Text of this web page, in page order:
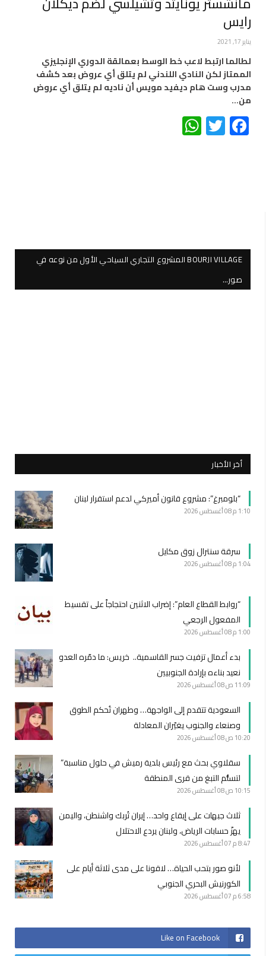
رايس
يناير 17, 2021
لطالما ارتبط لاعب خط الوسط بعمالقة الدوري الإنجليزي
الممتاز لكن النادي اللندني لم يتلق أي عروض بعد كشف
مدرب وست هام ديفيد مويس أن ناديه لم يتلق أي عروض
من…
Facebook
Twitter
BOURJI VILLAGE المشروع التجاري السياحي الأول من نوعه في
صور…
أخر الأخبار
“بلومبرغ”: مشروع قانون أميركي لدعم استقرار لبنان
1:10 م 08 أغسطس 2026
سرقة سنترال زوق مكايل
1:04 م 08 أغسطس 2026
“روابط القطاع العام”: إضراب الاثنين احتجاجاً على تقسيط
المفعول الرجعي
1:00 م 08 أغسطس 2026
بدء أعمال تزفيت جسر القاسمية.. خريس: ما دمّره العدو
نعيد بناءه بإرادة الجنوبيين
11:09 ص 08 أغسطس 2026
السعودية تتقدم إلى الواجهة… وطهران تُحكم الطوق
وصنعاء والجنوب يغيّران المعادلة
10:20 ص 08 أغسطس 2026
سقلاوي بحث مع رئيس بلدية رميش في حلول مناسبة”
لتسلُّم التبغ من قرى المنطقة
10:15 ص 08 أغسطس 2026
ثلاث جبهات على إيقاع واحد… إيران تُربك واشنطن، واليمن
يهزّ حسابات الرياض، ولبنان يردع الاحتلال
8:47 م 07 أغسطس 2026
لأنو صور بتحب الحياة… لاقونا على مدى ثلاثة أيام على
الكورنيش البحري الجنوبي
6:58 م 07 أغسطس 2026
Like on Facebook